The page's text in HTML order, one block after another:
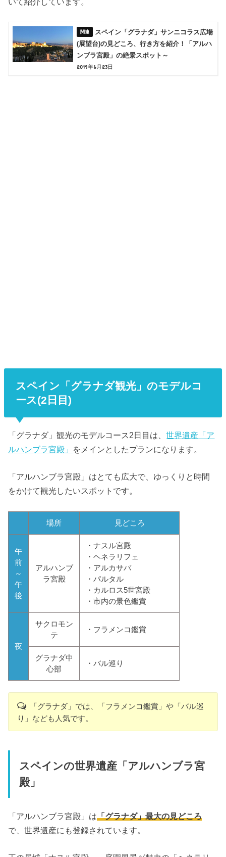
スペイン「グラナダ」サンニコラス広場
(展望台)の見どころ、行き方を紹介！「アルハ
ンブラ宮殿」の絶景スポット～
2019年6月23日
スペイン「グラナダ観光」のモデルコ
ース(2日目)
「グラナダ」観光のモデルコース2日目は、世界遺産「ア
ルハンブラ宮殿」 をメインとしたプランになります。
「アルハンブラ宮殿」はとても広大で、ゆっくりと時間
をかけて観光したいスポットです。
場所 見どころ
午
前
～
午
後
アルハンブ
ラ宮殿
・ナスル宮殿
・ヘネラリフェ
・アルカサバ
・パルタル
・カルロス5世宮殿
・市内の景色鑑賞
夜
サクロモン
テ
・フラメンコ鑑賞
グラナダ中
心部
・バル巡り
「グラナダ」では、「フラメンコ鑑賞」や「バル巡
り」なども人気です。
スペインの世界遺産「アルハンブラ宮
殿」
「アルハンブラ宮殿」は「グラナダ」最大の見どころ
で、世界遺産にも登録されています。